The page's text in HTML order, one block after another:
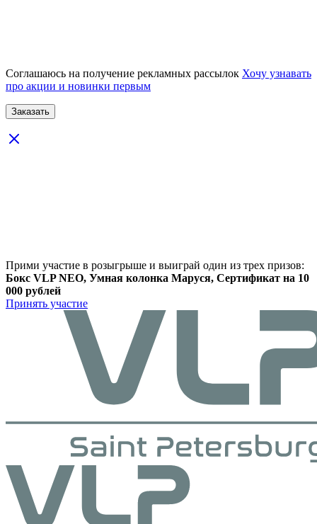
Соглашаюсь на получение рекламных рассылок Хочу узнавать
про акции и новинки первым
Прими участие в розыгрыше и выиграй один из трех призов:
Бокс VLP NEO, Умная колонка Маруся, Сертификат на 10
000 рублей
Принять участие